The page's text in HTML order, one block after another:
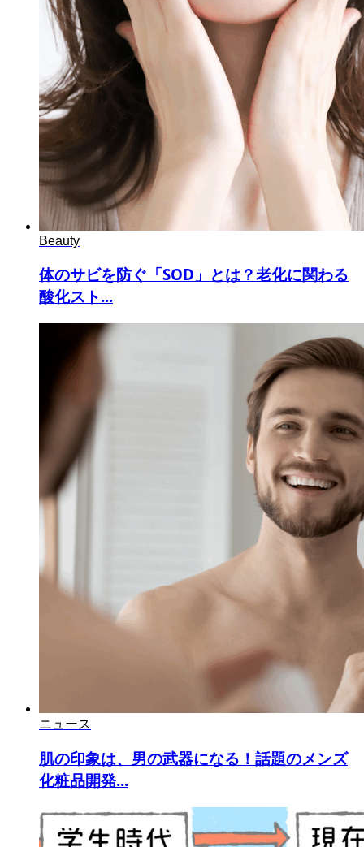
Beauty
体のサビを防ぐ「SOD」とは？老化に関わる
酸化スト...
ニュース
肌の印象は、男の武器になる！話題のメンズ
化粧品開発...